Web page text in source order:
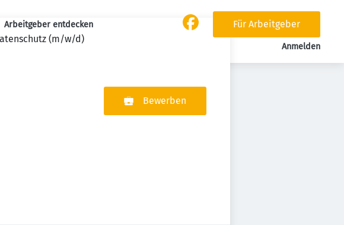
Haupt-Navigation
Arbeitgeber entdecken
Für Arbeitgeber
Anmelden
(m/w/d)
Bewerben